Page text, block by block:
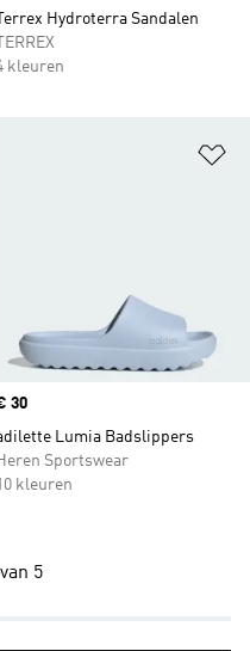
Terrex Hydroterra Sandalen
TERREX
kleuren
30
Lumia Badslippers
Sportswear
kleuren
5